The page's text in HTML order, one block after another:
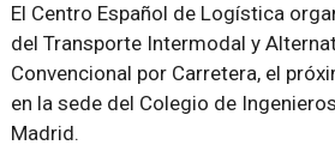
El Centro Español de Logística
del Transporte Intermodal y
Convencional por Carretera, el
en la sede del Colegio de
Madrid.